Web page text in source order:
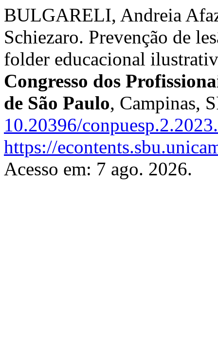
BULGARELI, Andreia
Schiezaro. Prevenção de
folder educacional
Congresso dos
de São Paulo, Campinas,
10.20396/
https://
Acesso em: 7 ago. 2026.